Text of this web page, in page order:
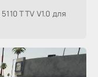
TTV V1.0 для